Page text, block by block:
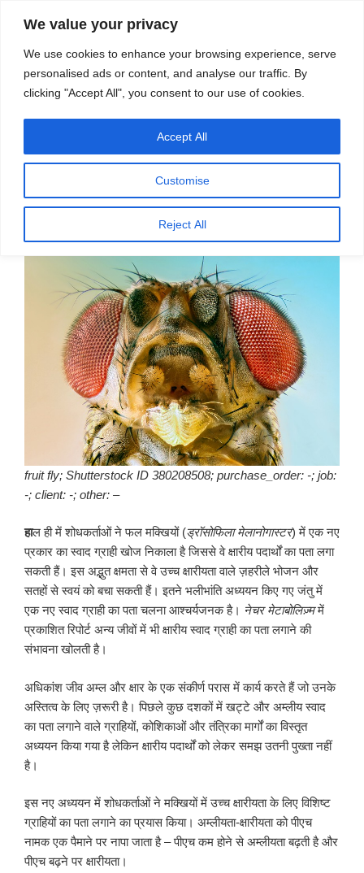
We value your privacy
We use cookies to enhance your browsing experience, serve
personalised ads or content, and analyse our traffic. By
clicking "Accept All", you consent to our use of cookies.
Customise
Reject All
Accept All
स्रोत
मेनू
अप्रैल 19, 2023पर
प्रकाशित
गया
फल मक्खियां क्षारीय स्वाद पहचानती हैं
fruit fly; Shutterstock ID 380208508; purchase_order: -; job:
-; client: -; other: –
हाल ही में शोधकर्ताओं ने फल मक्खियों (ड्रॉसोफिला मेलानोगास्टर) में एक नए
प्रकार का स्वाद ग्राही खोज निकाला है जिससे वे क्षारीय पदार्थों का पता लगा
सकती हैं। इस अद्भुत क्षमता से वे उच्च क्षारीयता वाले ज़हरीले भोजन और
सतहों से स्वयं को बचा सकती हैं। इतने भलीभांति अध्ययन किए गए जंतु में
एक नए स्वाद ग्राही का पता चलना आश्चर्यजनक है। नेचर मेटाबोलिज़्ममें
प्रकाशित रिपोर्ट अन्य जीवों में भी क्षारीय स्वाद ग्राही का पता लगाने की
संभावना खोलती है।
अधिकांश जीव अम्ल और क्षार के एक संकीर्ण परास में कार्य करते हैं जो उनके
अस्तित्व के लिए ज़रूरी है। पिछले कुछ दशकों में खट्टे और अम्लीय स्वाद
का पता लगाने वाले ग्राहियों, कोशिकाओं और तंत्रिका मार्गों का विस्तृत
अध्ययन किया गया है लेकिन क्षारीय पदार्थों को लेकर समझ उतनी पुख्ता नहीं
है।
इस नए अध्ययन में शोधकर्ताओं ने मक्खियों में उच्च क्षारीयता के लिए विशिष्ट
ग्राहियों का पता लगाने का प्रयास किया। अम्लीयता-क्षारीयता को पीएच
नामक एक पैमाने पर नापा जाता है – पीएच कम होने से अम्लीयता बढ़ती है और
पीएच बढ़ने पर क्षारीयता।